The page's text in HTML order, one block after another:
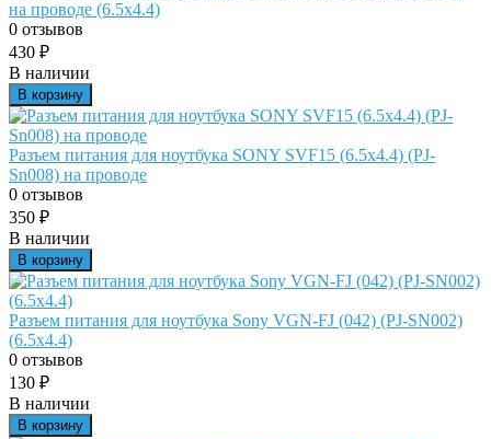
на проводе (6.5x4.4)
0 отзывов
430 ₽
В наличии
В корзину
Разъем питания для ноутбука SONY SVF15 (6.5х4.4) (PJ-
Sn008) на проводе
0 отзывов
350 ₽
В наличии
В корзину
Разъем питания для ноутбука Sony VGN-FJ (042) (PJ-SN002)
(6.5x4.4)
0 отзывов
130 ₽
В наличии
В корзину